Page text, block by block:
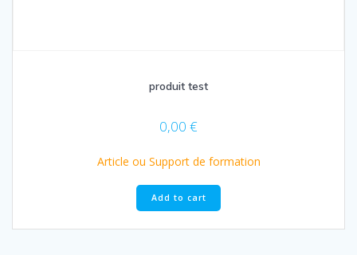
produit test
0,00 €
Article ou Support de formation
Add to cart